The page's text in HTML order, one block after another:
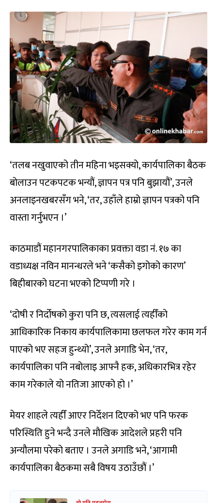
‘तलब नखुवाएको तीन महिना भइसक्यो, कार्यपालिका बैठक
बोलाउन पटकपटक भन्यौं, ज्ञापन पत्र पनि बुझायौं’, उनले
अनलाइनखबरसँग भने, ‘तर, उहाँले हाम्रो ज्ञापन पत्रको पनि
वास्ता गर्नुभएन ।’
काठमाडौं महानगरपालिकाका प्रवक्ता वडा नं. १७ का
वडाध्यक्ष नविन मानन्धरले भने ‘कसैको इगोको कारण’
बिहीबारको घटना भएको टिप्पणी गरे ।
‘दोषी र निर्दोषको कुरा पनि छ, त्यसलाई त्यहीँको
आधिकारिक निकाय कार्यपालिकामा छलफल गरेर काम गर्न
पाएको भए सहज हुन्थ्यो’, उनले अगाडि भेन, ‘तर,
कार्यपालिका पनि नबोलाइ आफ्नै हक, अधिकारभित्र रहेर
काम गरेकाले यो नतिजा आएको हो ।’
मेयर शाहले त्यहीँ आएर निर्देशन दिएको भए पनि फरक
परिस्थिति हुने भन्दै उनले मौखिक आदेशले प्रहरी पनि
अन्यौलमा परेको बताए । उनले अगाडि भने, ‘आगामी
कार्यपालिका बैठकमा सबै विषय उठाउँछौं ।’